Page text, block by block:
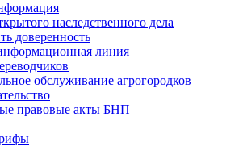
наследственного дела
доверенность
линия
обслуживание агрогородков
правовые акты БНП